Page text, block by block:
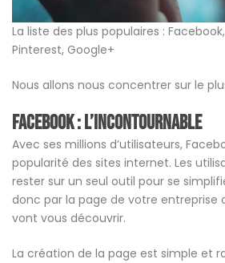
La liste des plus populaires :
Pinterest, Google+
Nous allons nous concentrer sur le
Facebook : l’incontournable
Avec ses millions d’utilisateurs,
popularité des sites internet. Les
rester sur un seul outil pour se
donc par la page de votre entreprise
vont vous découvrir.
La création de la page est simple et